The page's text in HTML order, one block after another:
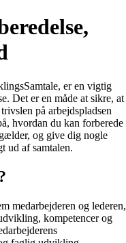
er en vigtig
Det er en måde at sikre, at
på arbejdspladsen
hvordan du kan forberede
og give dig nogle
ud af samtalen.
medarbejderen og lederen,
kompetencer og